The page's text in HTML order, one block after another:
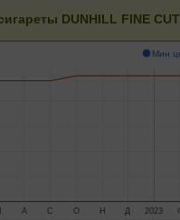
DUNHILL FINE
Мин
2023
А С О Н Д